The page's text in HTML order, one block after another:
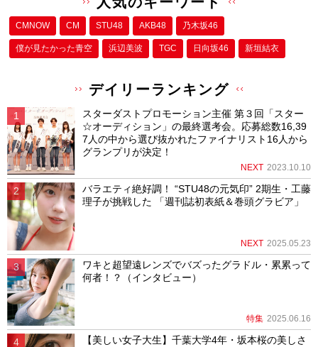
CMNOW CM STU48 AKB48 乃木坂46
僕が⾒たかった⻘空 浜辺美波 TGC 日向坂46 新垣結衣
デイリーランキング
スターダストプロモーション主催 第３回「スター
☆オーディション」の最終選考会。応募総数16,39
7人の中から選び抜かれたファイナリスト16人から
グランプリが決定！
NEXT 2023.10.10
バラエティ絶好調！ “STU48の元気印” 2期生・工藤
理子が挑戦した 「週刊誌初表紙＆巻頭グラビア」
NEXT 2025.05.23
ワキと超望遠レンズでバズったグラドル・累累って
何者！？（インタビュー）
特集 2025.06.16
【美しい女子大生】千葉大学4年・坂本桜の美しさ